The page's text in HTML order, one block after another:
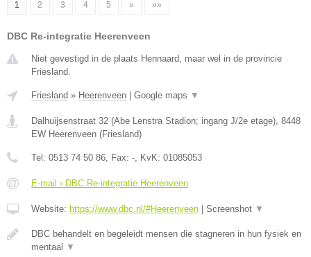
1 2 3 4 5 » »»
DBC Re-integratie Heerenveen
Niet gevestigd in de plaats Hennaard, maar wel in de provincie
Friesland.
Friesland » Heerenveen Google maps ▼
Dalhuijsenstraat 32 (Abe Lenstra Stadion; ingang J/2e etage), 8448
EW Heerenveen (Friesland)
Tel: 0513 74 50 86, Fax: -, KvK: 01085053
E-mail › DBC Re-integratie Heerenveen
Website: https://www.dbc.nl/#Heerenveen Screenshot ▼
DBC behandelt en begeleidt mensen die stagneren in hun fysiek en
mentaal
▼